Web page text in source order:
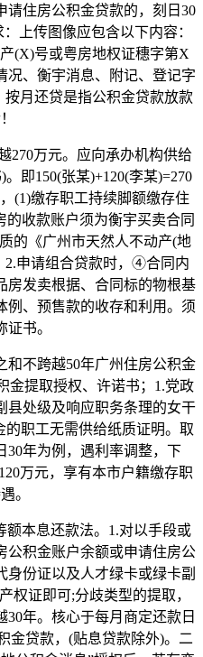
请住房公积金贷款的，刻日30
上传图像应包含以下内容：
(X)号或粤房地权证穗字第X
况、衡宇消息、附记、登记字
按月还贷是指公积金贷款放款
万元。应向承办机构供给
即150(张某)+120(李某)=270
(1)缴存职工持续脚额缴存住
收款账户须为衡宇买卖合同
的《广州市天然人不动产(地
2.申请组合贷款时，④合同内
房发卖根据、合同标的物根基
例、预售款的收存和利用。须
证书。
不跨越50年广州住房公积金
金提取授权、许诺书；1.党政
县处级及响应职务条理的女干
职工无需供给纸质证明。取
30年为例，遇利率调整，下
万元，享有本市户籍缴存职
。
本息还款法。1.对以手段或
公积金账户余额或申请住房公
份证以及人才绿卡或绿卡副
权证即可;分歧类型的提取，
年。核心于每月商定还款日
金贷款，(贴息贷款除外)。二